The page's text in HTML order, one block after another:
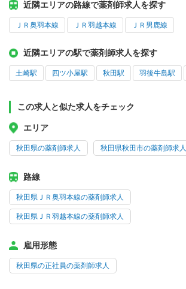
近隣エリアの路線で薬剤師求人を探す
ＪＲ奥羽本線 ＪＲ羽越本線 ＪＲ男鹿線
近隣エリアの駅で薬剤師求人を探す
土崎駅 四ツ小屋駅 秋田駅 羽後牛島駅
この求人と似た求人をチェック
エリア
秋田県の薬剤師求人 秋田県秋田市の薬剤師求人
路線
秋田県ＪＲ奥羽本線の薬剤師求人
秋田県ＪＲ羽越本線の薬剤師求人
雇用形態
秋田県の正社員の薬剤師求人